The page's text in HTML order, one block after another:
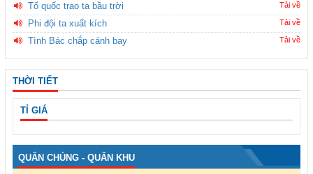
Tổ quốc trao ta bầu trời Tải về
Phi đội ta xuất kích Tải về
Tình Bác chắp cánh bay Tải về
THỜI TIẾT
TỈ GIÁ
QUÂN CHỦNG - QUÂN KHU